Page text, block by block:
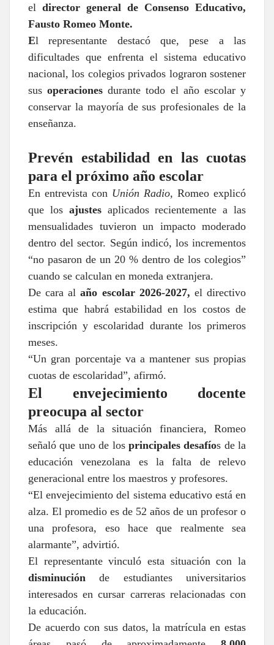
el director general de Consenso Educativo,
Fausto Romeo Monte.
El representante destacó que, pese a las
dificultades que enfrenta el sistema educativo
nacional, los colegios privados lograron sostener
sus operacionesdurante todo el año escolar y
conservar la mayoría de sus profesionales de la
enseñanza.
Prevén estabilidad en las cuotas
para el próximo año escolar
En entrevista con Unión Radio, Romeo explicó
que los ajustes aplicados recientemente a las
mensualidades tuvieron un impacto moderado
dentro del sector. Según indicó, los incrementos
“no pasaron de un 20 % dentro de los colegios”
cuando se calculan en moneda extranjera.
De cara al año escolar 2026-2027, el directivo
estima que habrá estabilidad en los costos de
inscripción y escolaridad durante los primeros
meses.
“Un gran porcentaje va a mantener sus propias
cuotas de escolaridad”, afirmó.
El envejecimiento docente
preocupa al sector
Más allá de la situación financiera, Romeo
señaló que uno de los principales desafíos de la
educación venezolana es la falta de relevo
generacional entre los maestros y profesores.
“El envejecimiento del sistema educativo está en
alza. El promedio es de 52 años de un profesor o
una profesora, eso hace que realmente sea
alarmante”, advirtió.
El representante vinculó esta situación con la
disminuciónde estudiantes universitarios
interesados en cursar carreras relacionadas con
la educación.
De acuerdo con sus datos, la matrícula en estas